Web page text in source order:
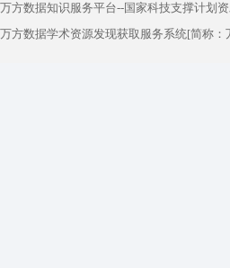
万方数据知识服务平台--国家科技支撑计划
万方数据学术资源发现获取服务系统[简称